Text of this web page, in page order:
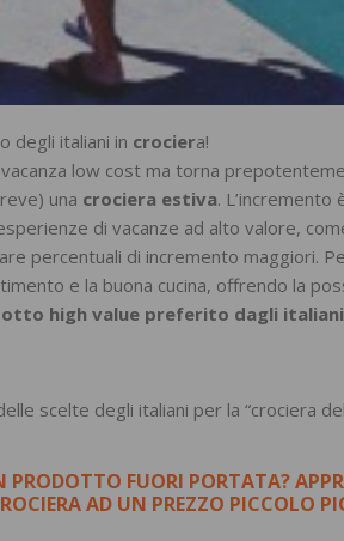
degli italiani in crociera!
low cost ma torna
una crociera estiva. L’incremento
di vacanze ad alto valore,
percentuali di incremento maggiori.
e la buona cucina, offrendo la
high value preferito dagli
scelte degli italiani per la “crociera
PRODOTTO FUORI PORTATA?
AD UN PREZZO PICCOLO